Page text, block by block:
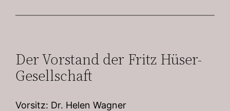
Der Vorstand der Fritz Hüser-
Gesellschaft
Vorsitz: Dr. Helen Wagner